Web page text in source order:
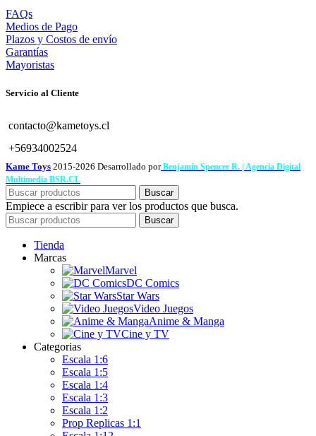
FAQs
Medios de Pago
Plazos y Costos de envío
Garantías
Mayoristas
Servicio al Cliente
contacto@kametoys.cl
+56934002524
Kame Toys 2015-2026 Desarrollado porBenjamín Spencer R. | Agencia Digital
Multimedia BSR.CL
Buscar
Empiece a escribir para ver los productos que busca.
Buscar
Tienda
Marcas
Marvel
DC Comics
Star Wars
Video Juegos
Anime & Manga
Cine y TV
Categorias
Escala 1:6
Escala 1:5
Escala 1:4
Escala 1:3
Escala 1:2
Prop Replicas 1:1